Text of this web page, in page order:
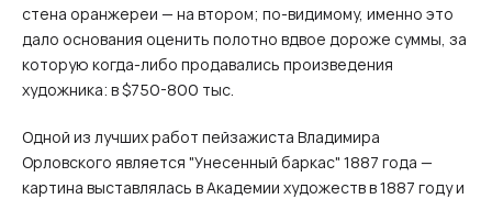
стена оранжереи — на втором; по-видимому, именно это
дало основания оценить полотно вдвое дороже суммы, за
которую когда-либо продавались произведения
художника: в $750-800 тыс.
Одной из лучших работ пейзажиста Владимира
Орловского является "Унесенный баркас" 1887 года —
картина выставлялась в Академии художеств в 1887 году и